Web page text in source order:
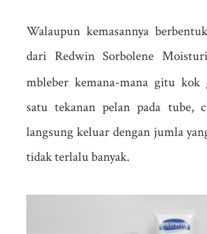
Walaupun kemasannya
dari Redwin Sorbolene
mbleber kemana-mana gitu kok
satu tekanan pelan pada tube,
langsung keluar dengan jumla
tidak terlalu banyak.